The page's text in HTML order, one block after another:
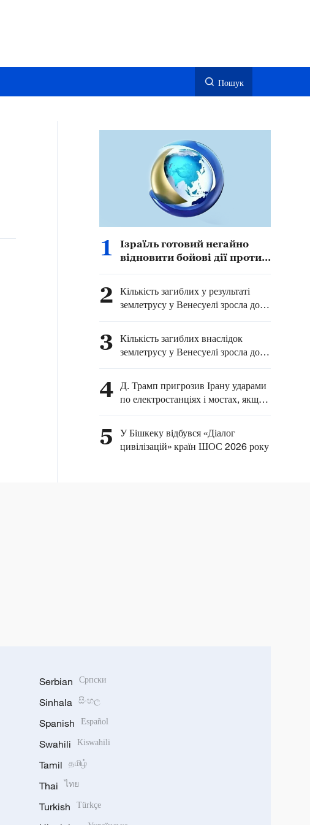
Пошук
1
Ізраїль готовий негайно
відновити бойові дії проти
2 Кількість загиблих у результаті
землетрусу у Венесуелі зросла до
4930
3 Кількість загиблих внаслідок
землетрусу у Венесуелі зросла до
4829
4 Д. Трамп пригрозив Ірану ударами
по електростанціях і мостах, якщо
Тегеран не погодиться на
5
У Бішкеку відбувся «Діалог
цивілізацій» країн ШОС 2026 року
Serbian Српски
Sinhala සිංහල
Spanish Español
Swahili Kiswahili
Tamil தமிழ்
Thai ไทย
Turkish Türkçe